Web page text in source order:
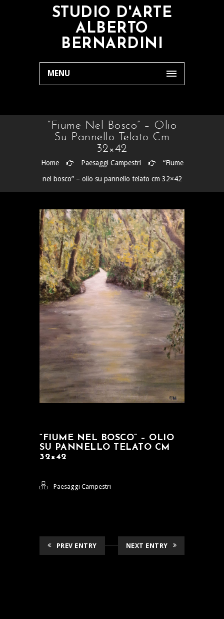
STUDIO D'ARTE
ALBERTO
BERNARDINI
MENU
“Fiume Nel Bosco” – Olio
Su Pannello Telato Cm
32×42
Home Paesaggi Campestri
“Fiume
nel bosco” – olio su pannello telato cm 32×42
“FIUME NEL BOSCO” – OLIO
SU PANNELLO TELATO CM
32×42
Paesaggi Campestri
PREV ENTRY NEXT ENTRY